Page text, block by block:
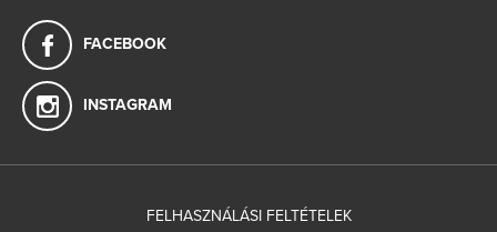
FACEBOOK
INSTAGRAM
FELHASZNÁLÁSI FELTÉTELEK